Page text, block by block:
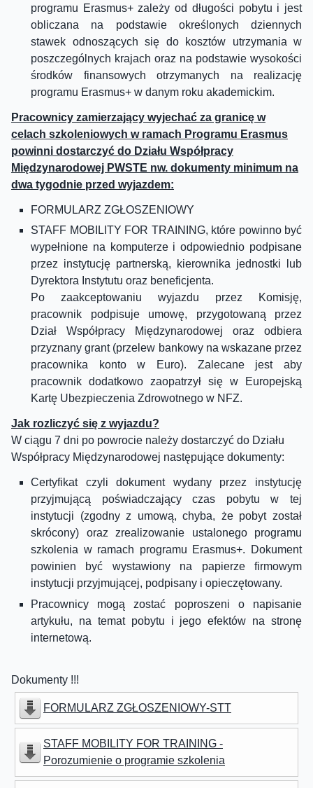
programu Erasmus+ zależy od długości pobytu i jest
obliczana na podstawie określonych dziennych
stawek odnoszących się do kosztów utrzymania w
poszczególnych krajach oraz na podstawie wysokości
środków finansowych otrzymanych na realizację
programu Erasmus+ w danym roku akademickim.
Pracownicy zamierzający wyjechać za granicę w
celach szkoleniowych w ramach Programu Erasmus
powinni dostarczyć do Działu Współpracy
Międzynarodowej PWSTE nw. dokumenty minimum na
dwa tygodnie przed wyjazdem:
FORMULARZ ZGŁOSZENIOWY
STAFF MOBILITY FOR TRAINING, które powinno być
wypełnione na komputerze i odpowiednio podpisane
przez instytucję partnerską, kierownika jednostki lub
Dyrektora Instytutu oraz beneficjenta.
Po zaakceptowaniu wyjazdu przez Komisję,
pracownik podpisuje umowę, przygotowaną przez
Dział Współpracy Międzynarodowej oraz odbiera
przyznany grant (przelew bankowy na wskazane przez
pracownika konto w Euro). Zalecane jest aby
pracownik dodatkowo zaopatrzył się w Europejską
Kartę Ubezpieczenia Zdrowotnego w NFZ.
Jak rozliczyć się z wyjazdu?
W ciągu 7 dni po powrocie należy dostarczyć do Działu
Współpracy Międzynarodowej następujące dokumenty:
Certyfikat czyli dokument wydany przez instytucję
przyjmującą poświadczający czas pobytu w tej
instytucji (zgodny z umową, chyba, że pobyt został
skrócony) oraz zrealizowanie ustalonego programu
szkolenia w ramach programu Erasmus+. Dokument
powinien być wystawiony na papierze firmowym
instytucji przyjmującej, podpisany i opieczętowany.
Pracownicy mogą zostać poproszeni o napisanie
artykułu, na temat pobytu i jego efektów na stronę
internetową.
Dokumenty !!!
FORMULARZ ZGŁOSZENIOWY-STT
STAFF MOBILITY FOR TRAINING -
Porozumienie o programie szkolenia